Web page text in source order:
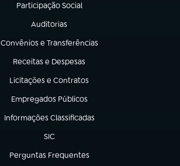
Participação Social
(abre em nova aba)
Auditorias
(abre em nova aba)
Convênios e Transferências
(abre em nova aba)
Receitas e Despesas
(abre em nova aba)
Licitações e Contratos
(abre em nova aba)
Empregados Públicos
(abre em nova aba)
Informações Classificadas
(abre em nova aba)
SIC
(abre em nova aba)
Perguntas Frequentes
(abre em nova aba)